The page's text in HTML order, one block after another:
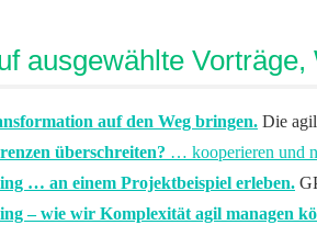
ausgewählte
auf den Weg bringen. Die
überschreiten? … kooperieren und
… an einem Projektbeispiel erleben.
– wie wir Komplexität agil managen